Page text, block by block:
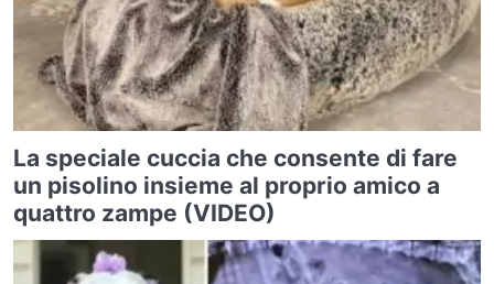
La speciale cuccia che consente di fare
un pisolino insieme al proprio amico a
quattro zampe (VIDEO)